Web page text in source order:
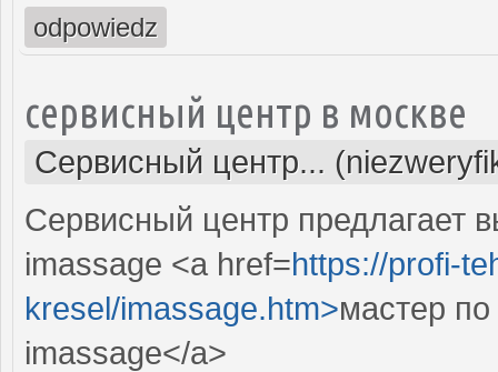
odpowiedz
сервисный центр в москве
Сервисный центр...
Сервисный центр предлагает
imassage <a href=https://profi-
kresel/imassage.htm>мастер
imassage</a>